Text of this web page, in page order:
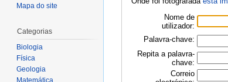
Nome de
utilizador:
Palavra-chave:
Repita a palavra-
chave:
Correio
Mapa do site
Categorias
Biologia
Física
Geologia
Matemática